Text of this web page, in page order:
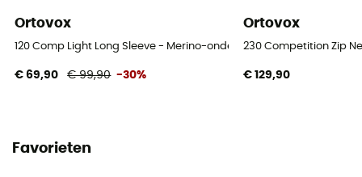
Ortovox
120 Comp Light Long Sleeve - Merino-ondergoed - Heren
€ 69,90 € 99,90 -30%
Ortovox
230 Competition Zip
€ 129,90
Favorieten